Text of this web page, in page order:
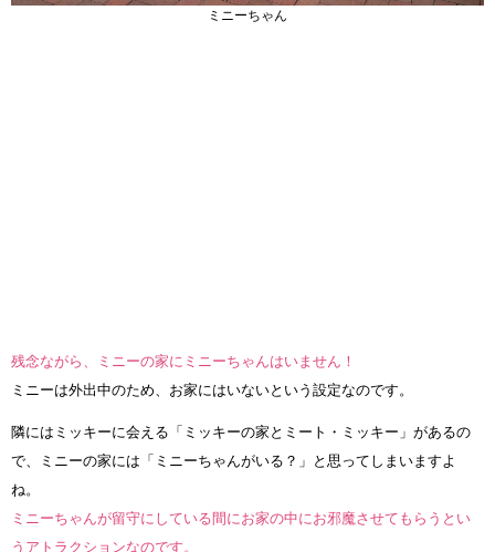
ミニーちゃん
残念ながら、ミニーの家にミニーちゃんはいません！
ミニーは外出中のため、お家にはいないという設定なのです。
隣にはミッキーに会える「ミッキーの家とミート・ミッキー」があるの
で、ミニーの家には「ミニーちゃんがいる？」と思ってしまいますよ
ね。
ミニーちゃんが留守にしている間にお家の中にお邪魔させてもらうとい
うアトラクションなのです。